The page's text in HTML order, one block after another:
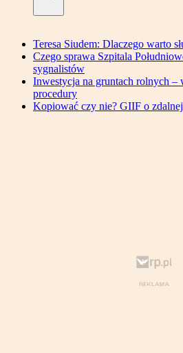
Teresa Siudem: Dlaczego warto
Czego sprawa Szpitala
sygnalistów
Inwestycja na gruntach rolnych –
procedury
Kopiować czy nie? GIIF o